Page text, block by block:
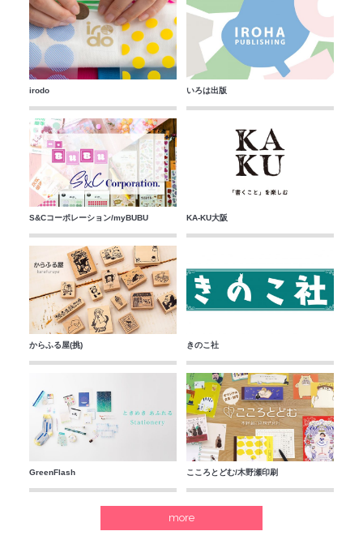
irodo いろは出版
S&Cコーポレーション/myBUBU KA-KU大阪
からふる屋(挑) きのこ社
GreenFlash こころとどむ/木野瀬印刷
more